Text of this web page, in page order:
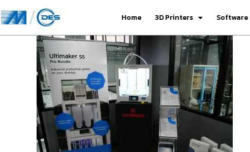
Home 3D Printers Software